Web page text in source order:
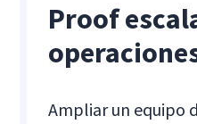
Proof
Ampliar un equipo